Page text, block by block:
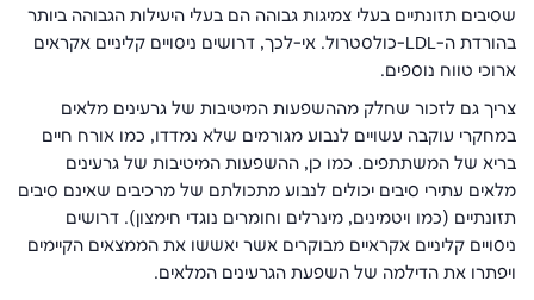
שסיבים תזונתיים בעלי צמיגות גבוהה הם בעלי היעילות הגבוהה ביותר
בהורדת ה-LDL-כולסטרול. אי-לכך, דרושים ניסויים קליניים אקראים
ארוכי טווח נוספים.
צריך גם לזכור שחלק מההשפעות המיטיבות של גרעינים מלאים
במחקרי עוקבה עשויים לנבוע מגורמים שלא נמדדו, כמו אורח חיים
בריא של המשתתפים. כמו כן, ההשפעות המיטיבות של גרעינים
מלאים עתירי סיבים יכולים לנבוע מתכולתם של מרכיבים שאינם סיבים
תזונתיים (כמו ויטמינים, מינרלים וחומרים נוגדי חימצון). דרושים
ניסויים קליניים אקראיים מבוקרים אשר יאששו את הממצאים הקיימים
ויפתרו את הדילמה של השפעת הגרעינים המלאים.